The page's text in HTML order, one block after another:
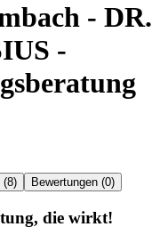
- DR.
-
(8) Bewertungen (0)
die wirkt!